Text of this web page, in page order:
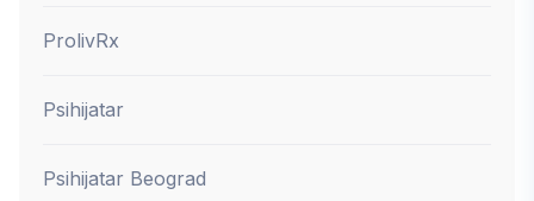
ProlivRx
Psihijatar
Psihijatar Beograd